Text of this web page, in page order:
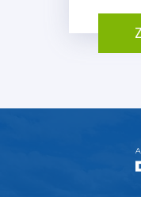
Zárukou v ceně